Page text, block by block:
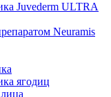
Juvederm ULTRA
Neuramis
ягодиц